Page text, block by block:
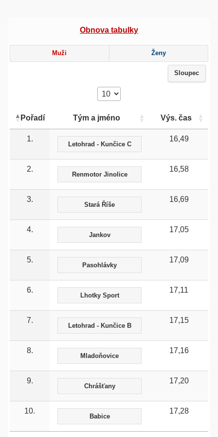
Obnova tabulky
Muži Ženy
Sloupec
Pořadí Tým a jméno Výs. čas
1.
Letohrad - Kunčice C
16,49
2.
Renmotor Jinolice
16,58
3.
Stará Říše
16,69
4.
Jankov
17,05
5.
Pasohlávky
17,09
6.
Lhotky Sport
17,11
7.
Letohrad - Kunčice B
17,15
8.
Mladoňovice
17,16
9.
Chrášťany
17,20
10.
Babice
17,28